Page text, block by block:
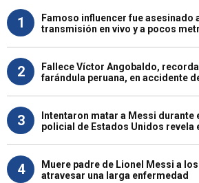
1
Famoso influencer fue asesinado
transmisión en vivo y a pocos
2
Fallece Víctor Angobaldo,
farándula peruana, en accidente
3
Intentaron matar a Messi
policial de Estados Unidos revela
4
Muere padre de Lionel Messi a
atravesar una larga enfermedad